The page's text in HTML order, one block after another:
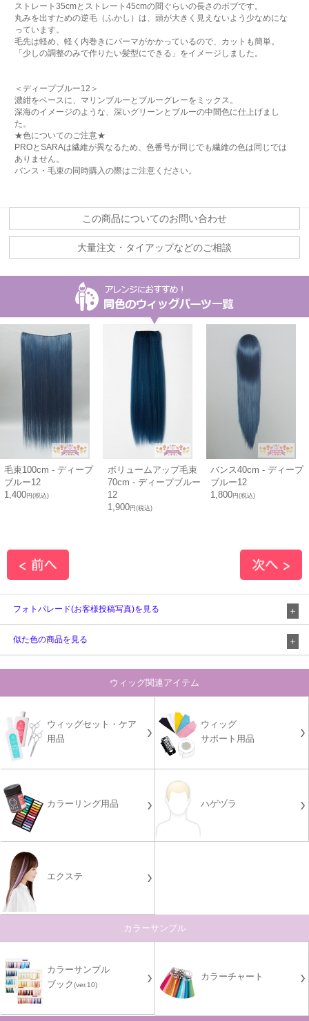
ストレート35cmとストレート45cmの間ぐらいの長さのボブです。
丸みを出すための逆毛（ふかし）は、頭が大きく見えないよう少なめにな
っています。
毛先は軽め、軽く内巻きにパーマがかかっているので、カットも簡単。
「少しの調整のみで作りたい髪型にできる」をイメージしました。
＜ディープブルー12＞
濃紺をベースに、マリンブルーとブルーグレーをミックス。
深海のイメージのような、深いグリーンとブルーの中間色に仕上げまし
た。
★色についてのご注意★
PROとSARAは繊維が異なるため、色番号が同じでも繊維の色は同じでは
ありません。
バンス・毛束の同時購入の際はご注意ください。
この商品についてのお問い合わせ
大量注文・タイアップなどのご相談
毛束100cm - ディープ
ブルー12
1,400円(税込)
ボリュームアップ毛束
70cm - ディープブルー
12
1,900円(税込)
バンス40cm - ディープ
ブルー12
1,800円(税込)
フォトパレード(お客様投稿写真)を見る
似た色の商品を見る
ウィッグ関連アイテム
ウィッグセット・ケア
用品
ウィッグ
サポート用品
カラーリング用品 ハゲヅラ
エクステ
カラーサンプル
カラーサンプル
ブック(ver.10)
カラーチャート